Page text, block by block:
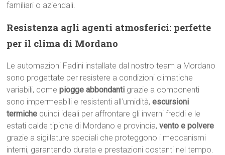
familiari o aziendali.
Resistenza agli agenti atmosferici: perfette
per il clima di Mordano
Le automazioni Fadini installate dal nostro team a Mordano
sono progettate per resistere a condizioni climatiche
variabili, comepiogge abbondanti grazie a componenti
sono impermeabili e resistenti all’umidità,escursioni
termiche quindi ideali per affrontare gli inverni freddi e le
estati calde tipiche di Mordano e provincia,vento e polvere
grazie a sigillature speciali che proteggono i meccanismi
interni, garantendo durata e prestazioni costanti nel tempo.